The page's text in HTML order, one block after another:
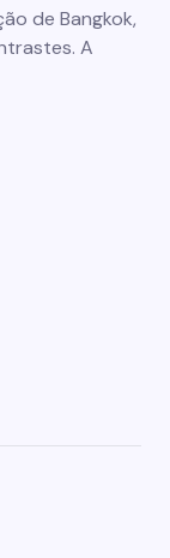
de Bangkok,
A